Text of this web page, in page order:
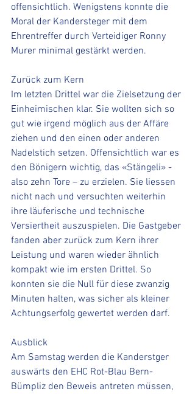
offensichtlich. Wenigstens konnte die
Moral der Kandersteger mit dem
Ehrentreffer durch Verteidiger Ronny
Murer minimal gestärkt werden.
Zurück zum Kern
Im letzten Drittel war die Zielsetzung der
Einheimischen klar. Sie wollten sich so
gut wie irgend möglich aus der Affäre
ziehen und den einen oder anderen
Nadelstich setzen. Offensichtlich war es
den Bönigern wichtig, das «Stängeli» -
also zehn Tore – zu erzielen. Sie liessen
nicht nach und versuchten weiterhin
ihre läuferische und technische
Versiertheit auszuspielen. Die Gastgeber
fanden aber zurück zum Kern ihrer
Leistung und waren wieder ähnlich
kompakt wie im ersten Drittel. So
konnten sie die Null für diese zwanzig
Minuten halten, was sicher als kleiner
Achtungserfolg gewertet werden darf.
Ausblick
Am Samstag werden die Kanderstger
auswärts den EHC Rot-Blau Bern-
Bümpliz den Beweis antreten müssen,